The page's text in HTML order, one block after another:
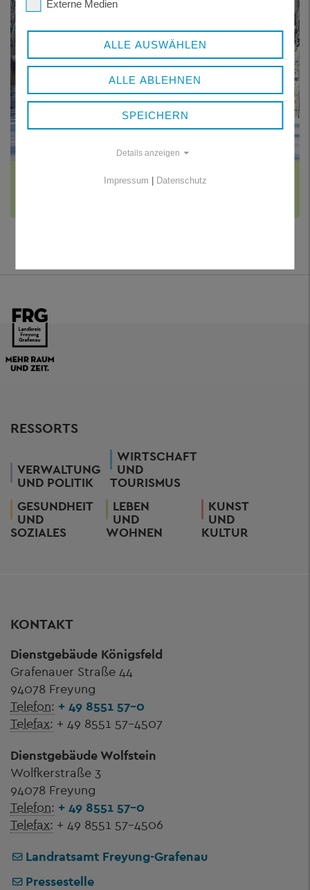
BESCHNEIUNGSANLAGEN
RESSORTS
VERWALTUNG
UND POLITIK
WIRTSCHAFT
UND
TOURISMUS
GESUNDHEIT
UND
SOZIALES
LEBEN
UND
WOHNEN
KUNST
UND
KULTUR
KONTAKT
Dienstgebäude Königsfeld
Grafenauer Straße 44
94078 Freyung
Telefon: + 49 8551 57-0
Telefax: + 49 8551 57-4507
Dienstgebäude Wolfstein
Wolfkerstraße 3
94078 Freyung
Telefon: + 49 8551 57-0
Telefax: + 49 8551 57-4506
Landratsamt Freyung-Grafenau
Pressestelle
Externe Medien
ALLE AUSWÄHLEN
ALLE ABLEHNEN
SPEICHERN
Details anzeigen
Impressum | Datenschutz